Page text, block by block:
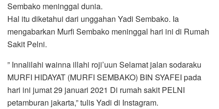
Sembako meninggal dunia.
Hal itu diketahui dari unggahan Yadi Sembako. Ia
mengabarkan Murfi Sembako meninggal hari ini di Rumah
Sakit Pelni.
” Innalilahi wainna illahi roji’uun Selamat jalan sodaraku
MURFI HIDAYAT (MURFI SEMBAKO) BIN SYAFEI pada
hari ini jumat 29 januari 2021 Di rumah sakit PELNI
petamburan jakarta,” tulis Yadi di Instagram.